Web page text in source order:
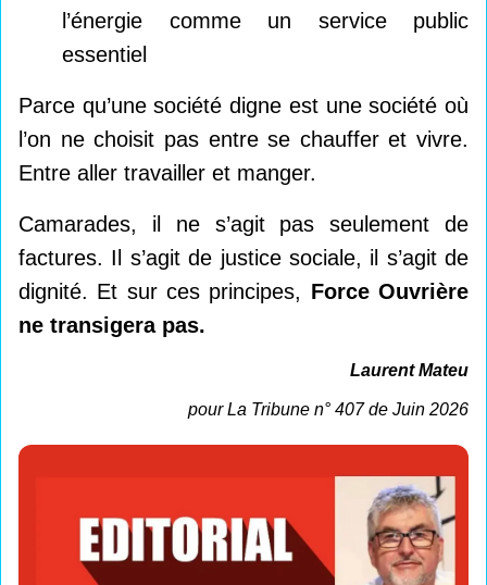
l’énergie comme un service public
essentiel
Parce qu’une société digne est une société où
l’on ne choisit pas entre se chauffer et vivre.
Entre aller travailler et manger.
Camarades, il ne s’agit pas seulement de
factures. Il s’agit de justice sociale, il s’agit de
dignité. Et sur ces principes, Force Ouvrière
ne transigera pas.
Laurent Mateu
pour La Tribune n° 407 de Juin 2026